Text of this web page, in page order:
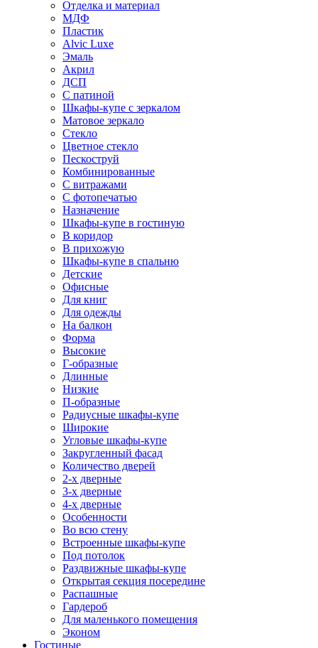
Отделка и материал
МДФ
Пластик
Alvic Luxe
Эмаль
Акрил
ДСП
С патиной
Шкафы-купе с зеркалом
Матовое зеркало
Стекло
Цветное стекло
Пескоструй
Комбинированные
С витражами
С фотопечатью
Назначение
Шкафы-купе в гостиную
В коридор
В прихожую
Шкафы-купе в спальню
Детские
Офисные
Для книг
Для одежды
На балкон
Форма
Высокие
Г-образные
Длинные
Низкие
П-образные
Радиусные шкафы-купе
Широкие
Угловые шкафы-купе
Закругленный фасад
Количество дверей
2-х дверные
3-х дверные
4-х дверные
Особенности
Во всю стену
Встроенные шкафы-купе
Под потолок
Раздвижные шкафы-купе
Открытая секция посередине
Распашные
Гардероб
Для маленького помещения
Эконом
Гостиные